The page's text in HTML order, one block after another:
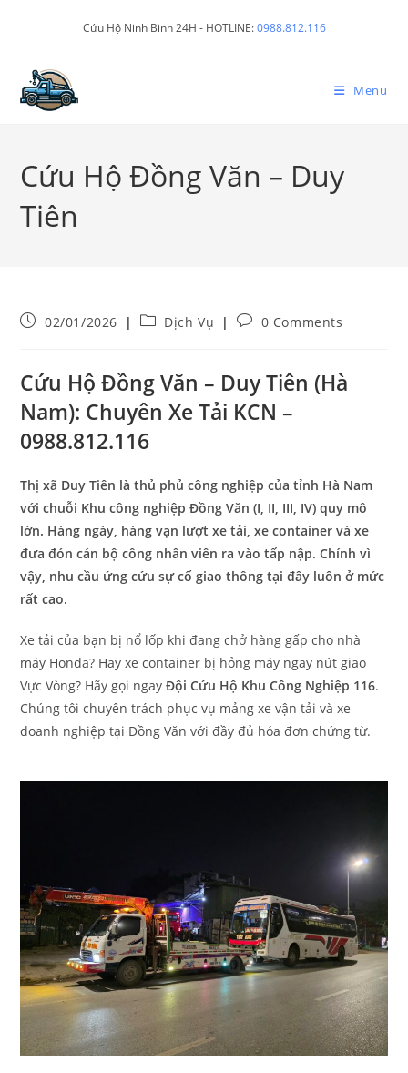
Cứu Hộ Ninh Bình 24H - HOTLINE:0988.812.116
Menu
Cứu Hộ Đồng Văn – Duy
Tiên
02/01/2026 Dịch Vụ 0 Comments
Cứu Hộ Đồng Văn – Duy Tiên (Hà
Nam): Chuyên Xe Tải KCN –
0988.812.116
Thị xã Duy Tiên là thủ phủ công nghiệp của tỉnh Hà Nam
với chuỗi Khu công nghiệp Đồng Văn (I, II, III, IV) quy mô
lớn. Hàng ngày, hàng vạn lượt xe tải, xe container và xe
đưa đón cán bộ công nhân viên ra vào tấp nập. Chính vì
vậy, nhu cầu ứng cứu sự cố giao thông tại đây luôn ở mức
rất cao.
Xe tải của bạn bị nổ lốp khi đang chở hàng gấp cho nhà
máy Honda? Hay xe container bị hỏng máy ngay nút giao
Vực Vòng? Hãy gọi ngayĐội Cứu Hộ Khu Công Nghiệp 116.
Chúng tôi chuyên trách phục vụ mảng xe vận tải và xe
doanh nghiệp tại Đồng Văn với đầy đủ hóa đơn chứng từ.